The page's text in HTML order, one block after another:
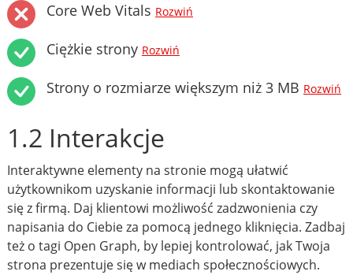
Core Web Vitals Rozwiń
Ciężkie strony Rozwiń
Strony o rozmiarze większym niż 3 MB Rozwiń
1.2 Interakcje
Interaktywne elementy na stronie mogą ułatwić
użytkownikom uzyskanie informacji lub skontaktowanie
się z firmą. Daj klientowi możliwość zadzwonienia czy
napisania do Ciebie za pomocą jednego kliknięcia. Zadbaj
też o tagi Open Graph, by lepiej kontrolować, jak Twoja
strona prezentuje się w mediach społecznościowych.